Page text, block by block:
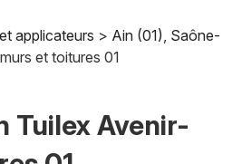
applicateurs > Ain (01), Saône-
et toitures 01
Tuilex Avenir-